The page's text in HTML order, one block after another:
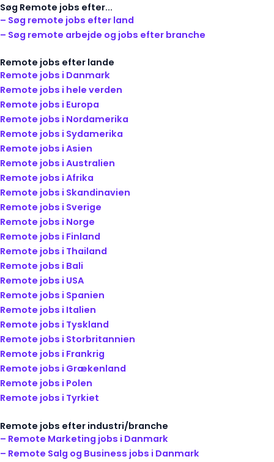
Søg Remote jobs efter...
– Søg remote jobs efter land
– Søg remote arbejde og jobs efter branche
Remote jobs efter lande
Remote jobs i Danmark
Remote jobs i hele verden
Remote jobs i Europa
Remote jobs i Nordamerika
Remote jobs i Sydamerika
Remote jobs i Asien
Remote jobs i Australien
Remote jobs i Afrika
Remote jobs i Skandinavien
Remote jobs i Sverige
Remote jobs i Norge
Remote jobs i Finland
Remote jobs i Thailand
Remote jobs i Bali
Remote jobs i USA
Remote jobs i Spanien
Remote jobs i Italien
Remote jobs i Tyskland
Remote jobs i Storbritannien
Remote jobs i Frankrig
Remote jobs i Grækenland
Remote jobs i Polen
Remote jobs i Tyrkiet
Remote jobs efter industri/branche
– Remote Marketing jobs i Danmark
– Remote Salg og Business jobs i Danmark